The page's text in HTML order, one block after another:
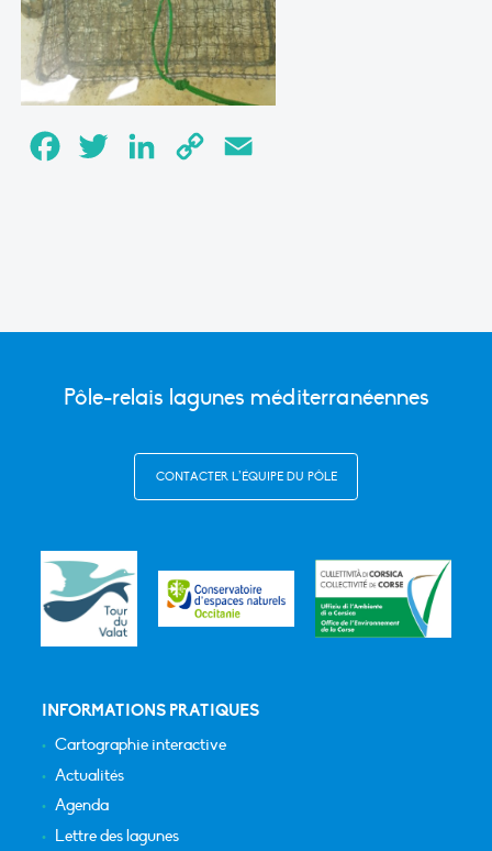
FacebookTwitter LinkedInCopy
Pôle-relais lagunes méditerranéennes
CONTACTER L’ÉQUIPE DU PÔLE
INFORMATIONS PRATIQUES
Cartographie interactive
Actualités
Agenda
Lettre des lagunes